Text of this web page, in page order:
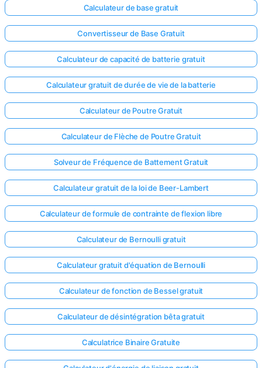
le
Posez
votre
Calculateur de base gratuit
Convertisseur de Base Gratuit
Calculateur de capacité de batterie gratuit
Calculateur gratuit de durée de vie de la batterie
Calculateur de Poutre Gratuit
Calculateur de Flèche de Poutre Gratuit
Solveur de Fréquence de Battement Gratuit
Calculateur gratuit de la loi de Beer-Lambert
Calculateur de formule de contrainte de flexion libre
Calculateur de Bernoulli gratuit
Calculateur gratuit d'équation de Bernoulli
Calculateur de fonction de Bessel gratuit
Calculateur de désintégration bêta gratuit
Calculatrice Binaire Gratuite